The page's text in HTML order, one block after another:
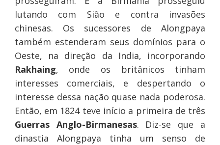
lutando com Sião e contra invasões
chinesas. Os sucessores de Alongpaya
também estenderam seus domínios para o
Oeste, na direção da India, incorporando
Rakhaing, onde os britânicos tinham
interesses comerciais, e despertando o
interesse dessa nação quase nada poderosa.
Então, em 1824 teve início a primeira de três
Guerras Anglo-Birmanesas. Diz-se que a
dinastia Alongpaya tinha um senso de